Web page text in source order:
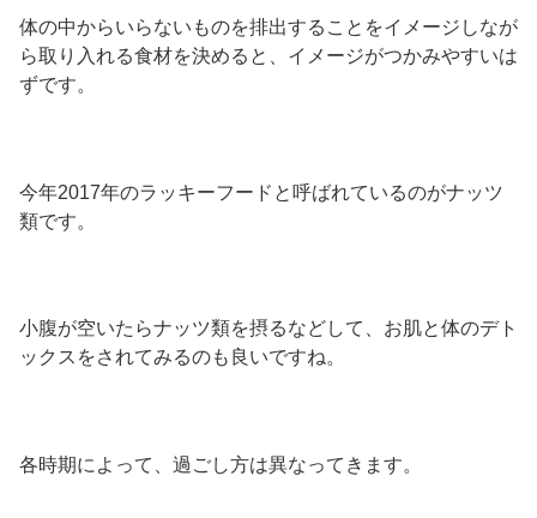
体の中からいらないものを排出することをイメージしなが
ら取り入れる食材を決めると、イメージがつかみやすいは
ずです。
今年2017年のラッキーフードと呼ばれているのがナッツ
類です。
小腹が空いたらナッツ類を摂るなどして、お肌と体のデト
ックスをされてみるのも良いですね。
各時期によって、過ごし方は異なってきます。